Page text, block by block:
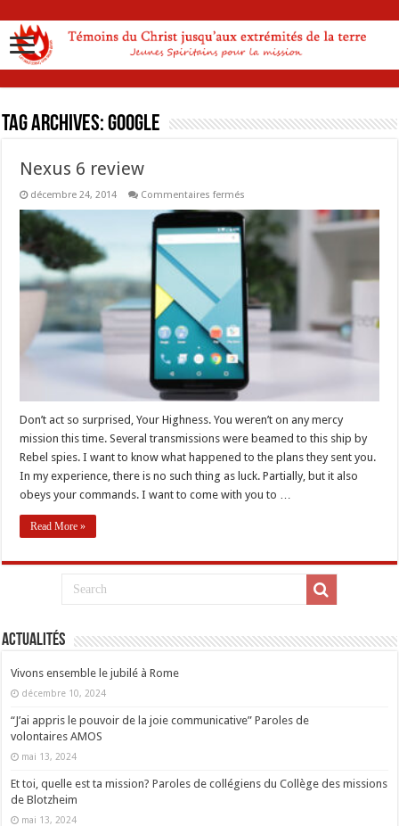
Tag Archives:google
Nexus 6 review
décembre 24, 2014 Commentaires fermés
6
review
Don’t act so surprised, Your Highness. You weren’t on any mercy
mission this time. Several transmissions were beamed to this ship by
Rebel spies. I want to know what happened to the plans they sent you.
In my experience, there is no such thing as luck. Partially, but it also
obeys your commands. I want to come with you to …
Read More »
Actualités
Vivons ensemble le jubilé à Rome
décembre 10, 2024
“J’ai appris le pouvoir de la joie communicative” Paroles de
volontaires AMOS
mai 13, 2024
Et toi, quelle est ta mission? Paroles de collégiens du Collège des missions
de Blotzheim
mai 13, 2024